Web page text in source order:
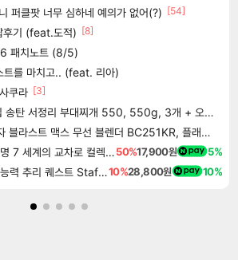
퍼클팟 너무 심하네 예의가 없어(?) [54]
기 (feat.도적) [8]
패치노트 (8/5)
트를 마치고.. (feat. 리아)
쿠라 [3]
리 부대찌개 550, 550g, 3개 + 오뚜기 라면사리, 110g, 1개, 1세트
스트 맥스 무선 블렌더 BC251KR, 플래티넘실버, 1개
시드 마이어의 문명 7 세계의 교차로 컬렉션 Sid Meier's Civilization VII Crossroads of the World Collection DLC50%17,900원 5%
스테퍼 레트로 초능력 추리 퀘스트 Staffer Retro A Supernatural Mystery Quest10%28,800원 10%